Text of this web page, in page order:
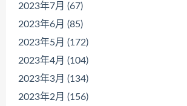
2023年7月 (67)
2023年6月 (85)
2023年5月 (172)
2023年4月 (104)
2023年3月 (134)
2023年2月 (156)